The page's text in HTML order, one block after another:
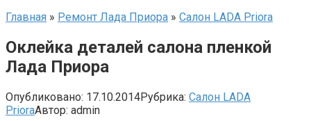
Главная » Ремонт Лада Приора » Салон LADA Priora
Оклейка деталей салона пленкой
Лада Приора
Опубликовано: 17.10.2014Рубрика: Салон LADA
PrioraАвтор: admin